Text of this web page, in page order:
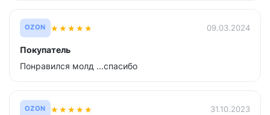
OZON ★★★★★ 09.03.2024
Покупатель
Понравился молд ...спасибо
OZON ★★★★★ 31.10.2023